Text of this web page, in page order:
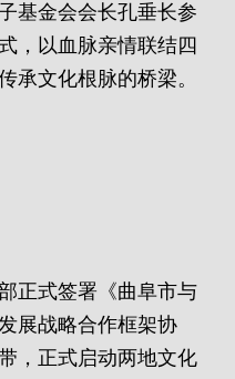
基金会会长孔垂长参
，以血脉亲情联结四
承文化根脉的桥梁。
正式签署《曲阜市与
展战略合作框架协
，正式启动两地文化